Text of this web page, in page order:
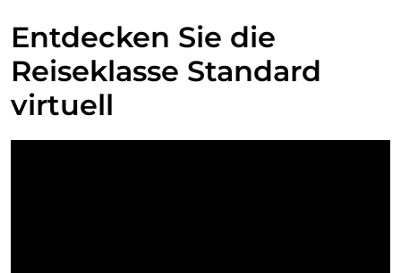
Entdecken Sie die
Reiseklasse Standard
virtuell